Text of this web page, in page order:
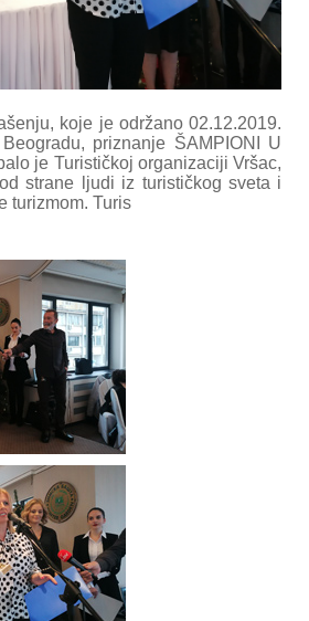
koje je održano 02.12.2019.
priznanje ŠAMPIONI U
je Turističkoj organizaciji Vršac,
strane ljudi iz turističkog sveta i
turizmom. Turis